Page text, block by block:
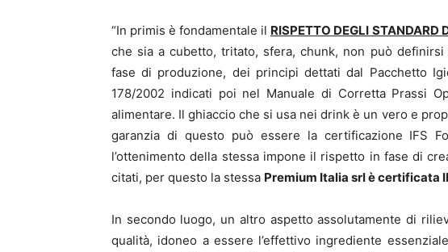
“In primis è fondamentale il RISPETTO DEGLI STANDARD
che sia a cubetto, tritato, sfera, chunk, non può
fase di produzione, dei principi dettati dal Pacchetto
178/2002 indicati poi nel Manuale di Corretta Prassi
alimentare. Il ghiaccio che si usa nei drink è un vero e
garanzia di questo può essere la certificazione IFS
l’ottenimento della stessa impone il rispetto in fase di
citati, per questo la stessa Premium Italia srl è certificata
In secondo luogo, un altro aspetto assolutamente di
qualità, idoneo a essere l’effettivo ingrediente